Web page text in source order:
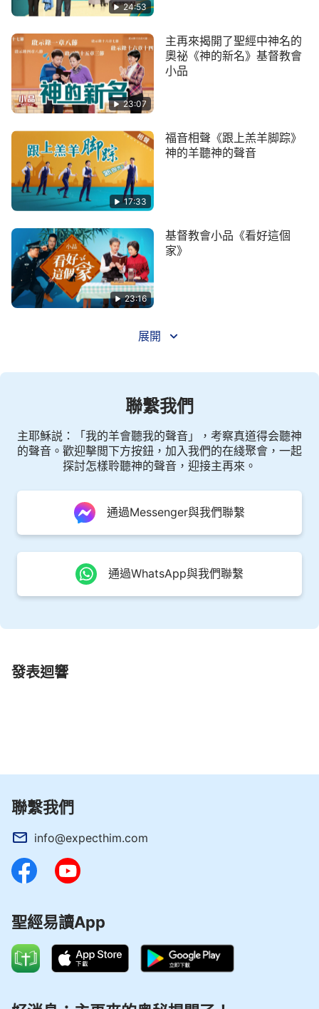
24:53
23:07
主再來揭開了聖經中神名的
奧祕《神的新名》基督教會
小品
17:33
福音相聲《跟上羔羊脚踪》
神的羊聽神的聲音
23:16
基督教會小品《看好這個
家》
展開
聯繫我們
主耶穌説：「我的羊會聽我的聲音」，考察真道得会聽神
的聲音。歡迎擊閲下方按鈕，加入我們的在綫聚會，一起
探討怎樣聆聽神的聲音，迎接主再來。
通過Messenger與我們聯繫
通過WhatsApp與我們聯繫
發表迴響
聯繫我們
info@expecthim.com
聖經易讀App